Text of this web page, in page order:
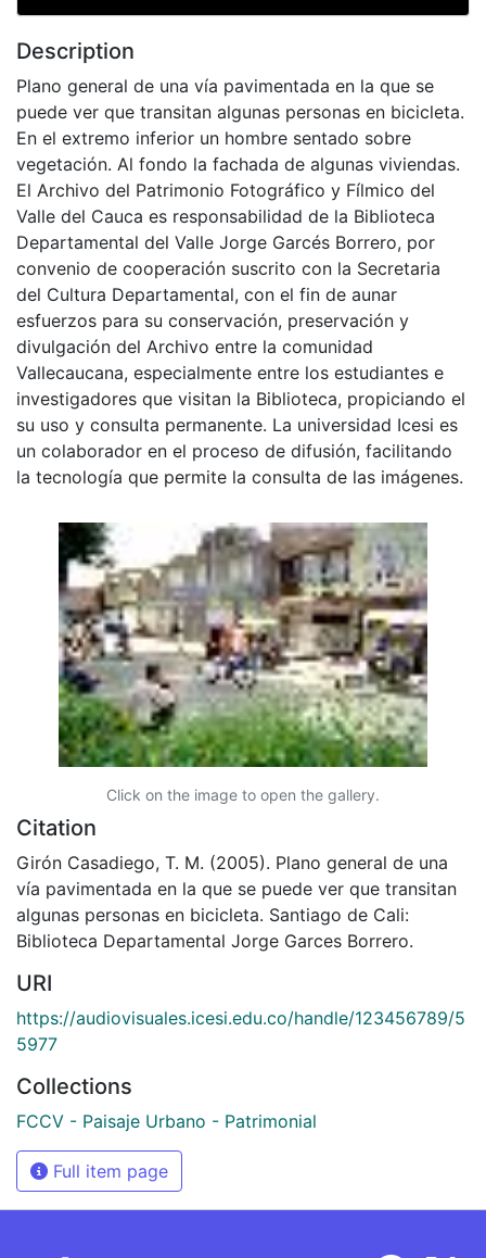
Description
Plano general de una vía pavimentada en la que se
puede ver que transitan algunas personas en bicicleta.
En el extremo inferior un hombre sentado sobre
vegetación. Al fondo la fachada de algunas viviendas.
El Archivo del Patrimonio Fotográfico y Fílmico del
Valle del Cauca es responsabilidad de la Biblioteca
Departamental del Valle Jorge Garcés Borrero, por
convenio de cooperación suscrito con la Secretaria
del Cultura Departamental, con el fin de aunar
esfuerzos para su conservación, preservación y
divulgación del Archivo entre la comunidad
Vallecaucana, especialmente entre los estudiantes e
investigadores que visitan la Biblioteca, propiciando el
su uso y consulta permanente. La universidad Icesi es
un colaborador en el proceso de difusión, facilitando
la tecnología que permite la consulta de las imágenes.
Click on the image to open the gallery.
Citation
Girón Casadiego, T. M. (2005). Plano general de una
vía pavimentada en la que se puede ver que transitan
algunas personas en bicicleta. Santiago de Cali:
Biblioteca Departamental Jorge Garces Borrero.
URI
https://audiovisuales.icesi.edu.co/handle/123456789/5
5977
Collections
FCCV - Paisaje Urbano - Patrimonial
Full item page